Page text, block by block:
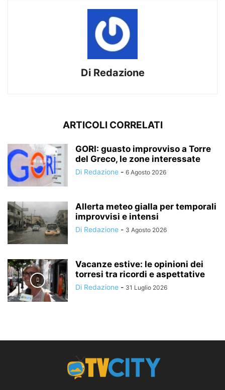
Di Redazione
ARTICOLI CORRELATI
GORI: guasto improvviso a Torre
del Greco, le zone interessate
Di Redazione - 6 Agosto 2026
Allerta meteo gialla per temporali
improvvisi e intensi
Di Redazione - 3 Agosto 2026
Vacanze estive: le opinioni dei
torresi tra ricordi e aspettative
Di Redazione - 31 Luglio 2026